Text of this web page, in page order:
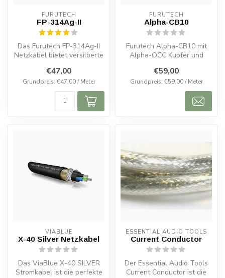
FURUTECH
FP-314Ag-II
Das Furutech FP-314Ag-II
Netzkabel bietet versilberte
€47,00
Grundpreis: €47,00 / Meter
FURUTECH
Alpha-CB10
Furutech Alpha-CB10 mit
Alpha-OCC Kupfer und
perfekte Kabe...
€59,00
Grundpreis: €59,00 / Meter
VIABLUE
X-40 Silver Netzkabel
Das ViaBlue X-40 SILVER
Stromkabel ist die perfekte
ESSENTIAL AUDIO TOOLS
Current Conductor
Der Essential Audio Tools
Current Conductor ist die